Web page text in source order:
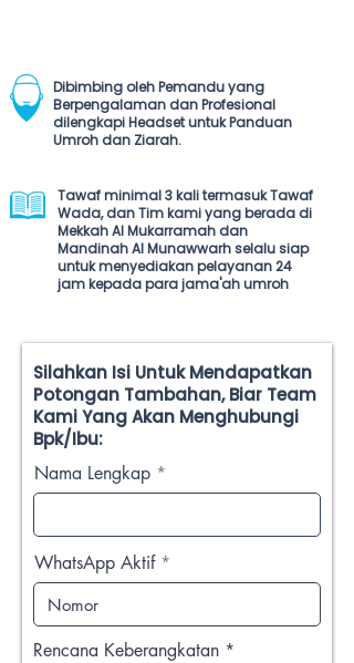
Dibimbing oleh Pemandu yang
Berpengalaman dan Profesional
dilengkapi Headset untuk Panduan
Umroh dan Ziarah.
Tawaf minimal 3 kali termasuk Tawaf
Wada, dan Tim kami yang berada di
Mekkah Al Mukarramah dan
Mandinah Al Munawwarh selalu siap
untuk menyediakan pelayanan 24
jam kepada para jama'ah umroh
Silahkan Isi Untuk Mendapatkan
Potongan Tambahan, Biar Team
Kami Yang Akan Menghubungi
Bpk/Ibu:
Nama Lengkap
WhatsApp Aktif
Rencana Keberangkatan